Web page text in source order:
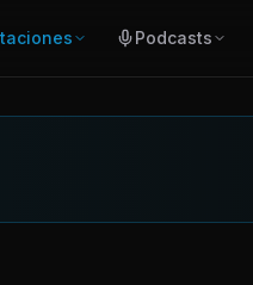
Podcasts